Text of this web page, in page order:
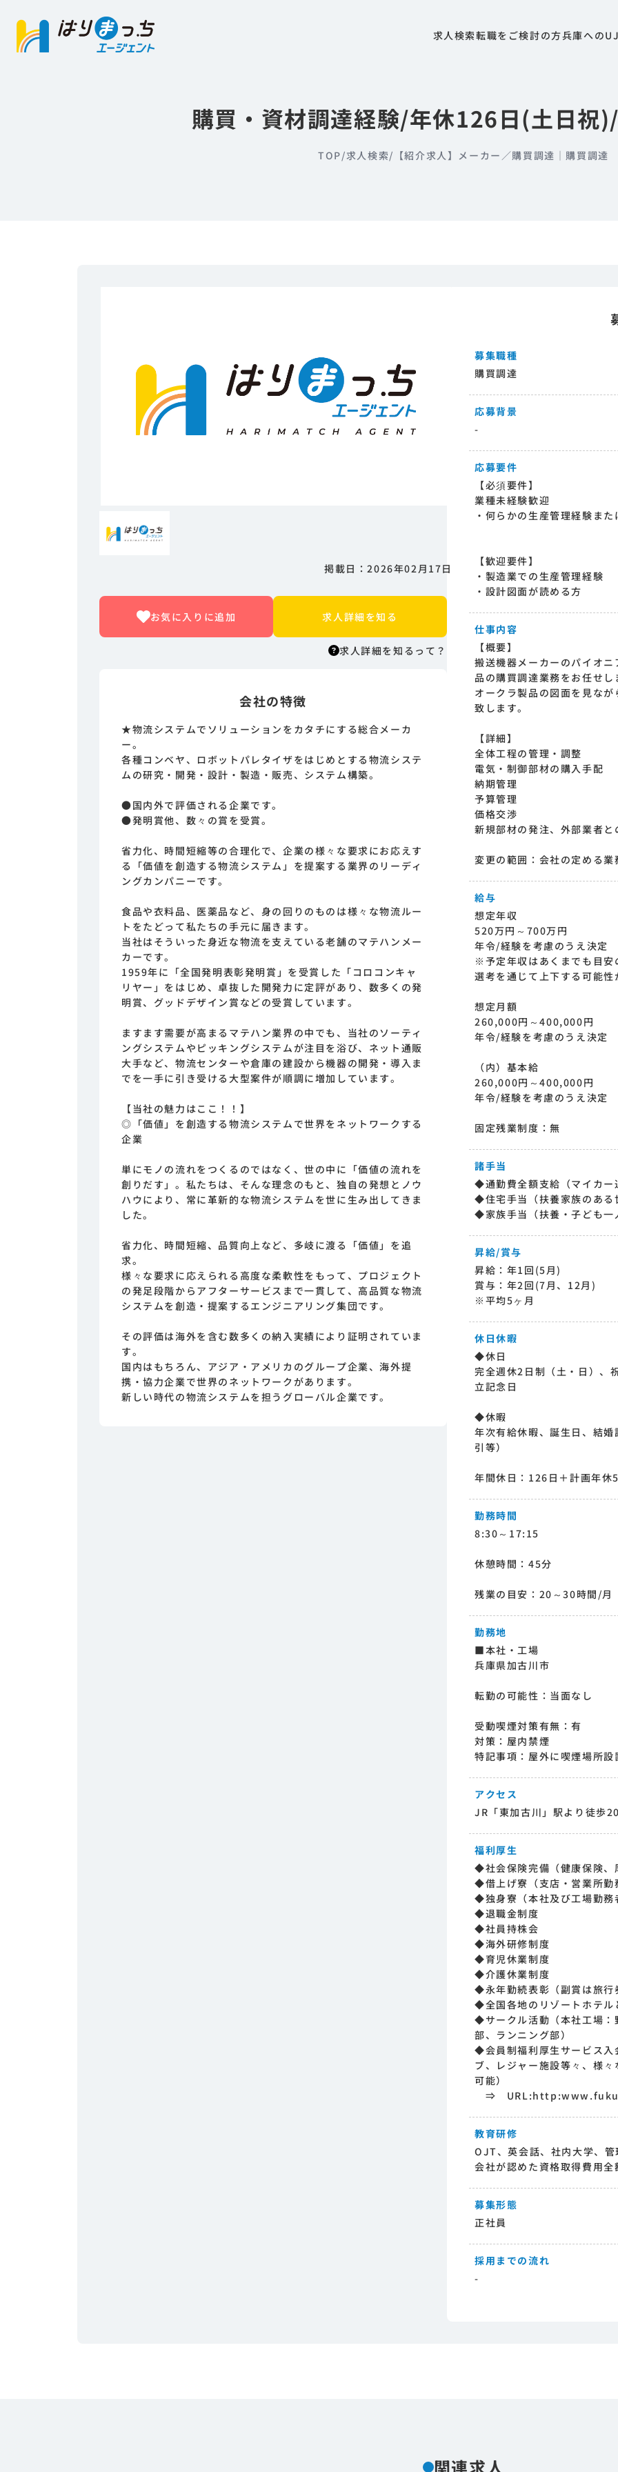
購買・資材調達経験/年休126日(土日
TOP/求人検索/ 【紹介求人】メーカー／購買調達｜購買調達
求人検索転職をご検討の方兵庫への
掲載日：2026年02月17日
お気に入りに追加 求人詳細を知る
求人詳細を知るって？
求人詳細を知るって？
はりまっちエージェントはエージェント
型の求人紹介サービスのため、 応募に際
してはまずエージェントとの面談が必要
になります。そのためまずは求人への興
味有無を面談等で確認致します。その後
正式な求人応募へと進んでいただきま
会社の特徴
★物流システムでソリューションをカタチにする総合メーカ
ー。
各種コンベヤ、ロボットパレタイザをはじめとする物流システ
ムの研究・開発・設計・製造・販売、システム構築。
●国内外で評価される企業です。
●発明賞他、数々の賞を受賞。
省力化、時間短縮等の合理化で、企業の様々な要求にお応えす
る「価値を創造する物流システム」を提案する業界のリーディ
ングカンパニーです。
食品や衣料品、医薬品など、身の回りのものは様々な物流ルー
トをたどって私たちの手元に届きます。
当社はそういった身近な物流を支えている老舗のマテハンメー
カーです。
1959年に「全国発明表彰発明賞」を受賞した「コロコンキャ
リヤー」をはじめ、卓抜した開発力に定評があり、数多くの発
明賞、グッドデザイン賞などの受賞しています。
ますます需要が高まるマテハン業界の中でも、当社のソーティ
ングシステムやピッキングシステムが注目を浴び、ネット通販
大手など、物流センターや倉庫の建設から機器の開発・導入ま
でを一手に引き受ける大型案件が順調に増加しています。
【当社の魅力はここ！！】
◎「価値」を創造する物流システムで世界をネットワークする
企業
単にモノの流れをつくるのではなく、世の中に「価値の流れを
創りだす」。私たちは、そんな理念のもと、独自の発想とノウ
ハウにより、常に革新的な物流システムを世に生み出してきま
した。
省力化、時間短縮、品質向上など、多岐に渡る「価値」を追
求。
様々な要求に応えられる高度な柔軟性をもって、プロジェクト
の発足段階からアフターサービスまで一貫して、高品質な物流
システムを創造・提案するエンジニアリング集団です。
その評価は海外を含む数多くの納入実績により証明されていま
す。
国内はもちろん、アジア・アメリカのグループ企業、海外提
携・協力企業で世界のネットワークがあります。
新しい時代の物流システムを担うグローバル企業です。
募集職種
購買調達
応募背景
-
応募要件
【必須要件】
業種未経験歓迎
・何らかの生産管理経験ま
【歓迎要件】
・製造業での生産管理経験
・設計図面が読める方
仕事内容
【概要】
搬送機器メーカーのパイオ
品の購買調達業務をお任せし
オークラ製品の図面を見な
致します。
【詳細】
全体工程の管理・調整
電気・制御部材の購入手配
納期管理
予算管理
価格交渉
新規部材の発注、外部業者と
変更の範囲：会社の定める業
給与
想定年収
520万円～700万円
年令/経験を考慮のうえ決定
※予定年収はあくまでも目安
選考を通じて上下する可能
想定月額
260,000円～400,000円
年令/経験を考慮のうえ決定
（内）基本給
260,000円～400,000円
年令/経験を考慮のうえ決定
固定残業制度：無
諸手当
◆通勤費全額支給（マイカー
◆住宅手当（扶養家族のあ
◆家族手当（扶養・子ども
昇給/賞与
昇給：年1回(5月)
賞与：年2回(7月、12月)
※平均5ヶ月
休日休暇
◆休日
完全週休2日制（土・日）、
立記念日
◆休暇
年次有給休暇、誕生日、結
引等）
年間休日：126日＋計画年休
勤務時間
8:30～17:15
休憩時間：45分
残業の目安：20～30時間/月
勤務地
■本社・工場
兵庫県加古川市
転勤の可能性：当面なし
受動喫煙対策有無：有
対策：屋内禁煙
特記事項：屋外に喫煙場所設
アクセス
JR「東加古川」駅より徒歩
福利厚生
◆社会保険完備（健康保険、
◆借上げ寮（支店・営業所
◆独身寮（本社及び工場勤
◆退職金制度
◆社員持株会
◆海外研修制度
◆育児休業制度
◆介護休業制度
◆永年勤続表彰（副賞は旅行
◆全国各地のリゾートホテル
◆サークル活動（本社工場：
部、ランニング部）
◆会員制福利厚生サービス入
ブ、レジャー施設等々、様
可能）
⇒
教育研修
OJT、英会話、社内大学、
会社が認めた資格取得費用
募集形態
正社員
採用までの流れ
-
関連求人